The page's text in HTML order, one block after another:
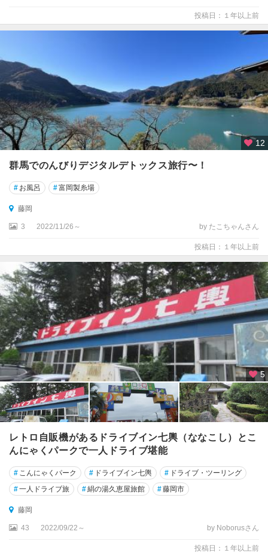
投稿日：１年以上前
12
群馬でのんびりデジタルデトックス旅行〜！
# お風呂 #富岡製糸場
藤岡
3 2022/11/26～ by たこちゃんさん
投稿日：１年以上前
5
レトロ自販機があるドライブイン七輿（ななこし）とこ
んにゃくパークで一人ドライブ堪能
# こんにゃくパーク # ドライブイン七輿 # ドライブ・ツーリング
#一人ドライブ旅 #絹の湯久恵屋旅館 #藤岡市
藤岡
43 2022/09/22～ by Noborusさん
投稿日：１年以上前